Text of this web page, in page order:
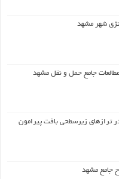
شهر مشهد
جامع حمل و نقل مشهد
زیرسطحی بافت پیرامون
جامع مشهد